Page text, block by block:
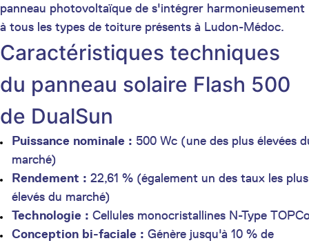
panneau photovoltaïque de s'intégrer harmonieusement
à tous les types de toiture présents à Ludon-Médoc.
Caractéristiques techniques
du panneau solaire Flash 500
de DualSun
Puissance nominale : 500 Wc (une des plus élevées
marché)
Rendement : 22,61 % (également un des taux les plus
élevés du marché)
Technologie : Cellules monocristallines N-Type
Conception bi-faciale : Génère jusqu'à 10 % de